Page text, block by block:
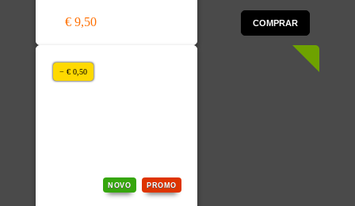
€ 9,50 COMPRAR
NOVO PROMO
− € 0,50